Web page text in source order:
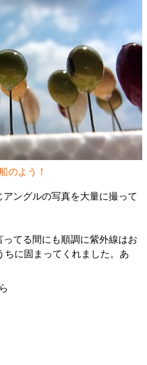
のよう！
ングルの写真を大量に撮って
ってる間にも順調に紫外線はお
ちに固まってくれました。あ